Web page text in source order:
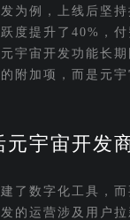
为例，上线后坚
度提升了40%，
宇宙开发功能长
附加项，而是元
元宇宙开发
了数字化工具，
的运营涉及用户